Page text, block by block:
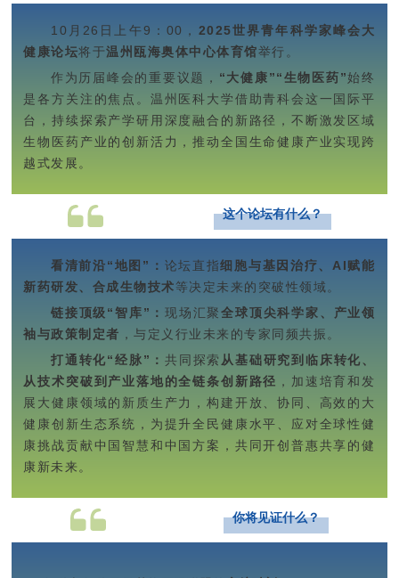
10月26日上午9：00， 2025世界青年科学家峰会大
健康论坛将于温州瓯海奥体中心体育馆举行。
作为历届峰会的重要议题， “大健康”“生物医药”始终
是各方关注的焦点。温州医科大学借助青科会这一国际平
台，持续探索产学研用深度融合的新路径，不断激发区域
生物医药产业的创新活力，推动全国生命健康产业实现跨
越式发展。
这个论坛有什么？
看清前沿“地图”： 论坛直指细胞与基因治疗、AI赋能
新药研发、合成生物技术等决定未来的突破性领域。
链接顶级“智库”：现场汇聚全球顶尖科学家、产业领
袖与政策制定者 ，与定义行业未来的专家同频共振。
打通转化“经脉”：共同探索 从基础研究到临床转化、
从技术突破到产业落地的全链条创新路径 ，加速培育和发
展大健康领域的新质生产力，构建开放、协同、高效的大
健康创新生态系统，为提升全民健康水平、应对全球性健
康挑战贡献中国智慧和中国方案，共同开创普惠共享的健
康新未来。
你将见证什么？